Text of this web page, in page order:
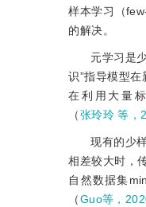
样本学习（
的解决。
元学习是
识”指导模型在
在利用大量
（张玲玲 等，
现有的少
相差较大时，
自然数据集
（Guo等，